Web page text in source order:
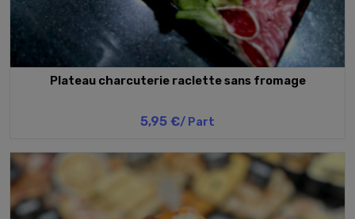
Plateau charcuterie raclette sans fromage
5,95 €/ Part